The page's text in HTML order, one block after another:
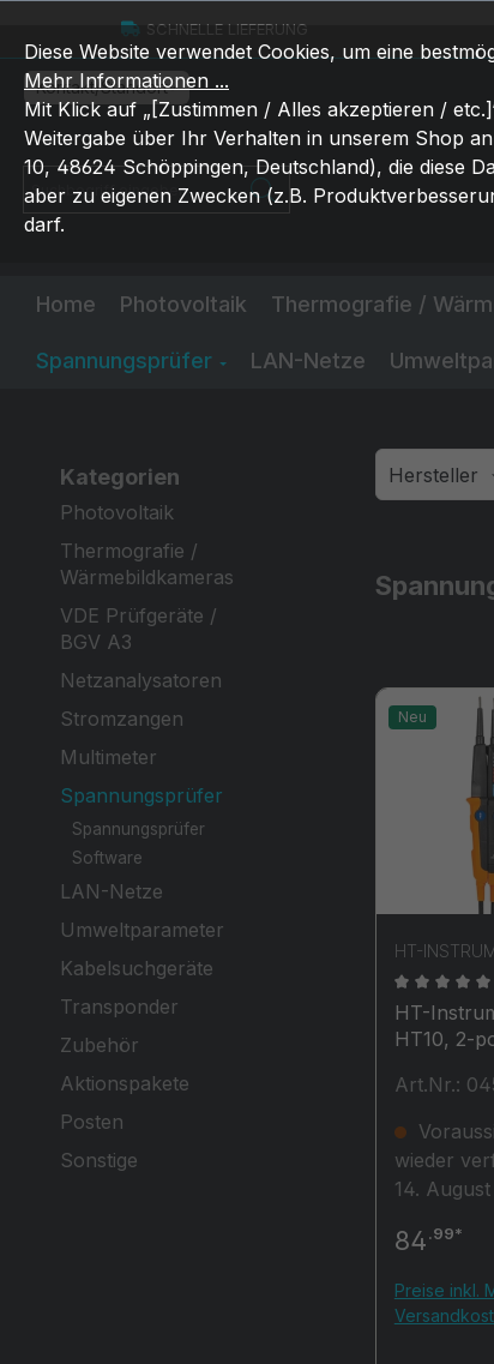
Hauptinhalt springen
Zur Suche springen
Zur Hauptnavigation springen
SCHNELLE LIEFERUNG
Kontakt/Standort
Suchbegriff eingeben ...
Home Photovoltaik Thermografie /
Spannungsprüfer LAN-Netze
Kategorien
Photovoltaik
Thermografie /
Wärmebildkameras
VDE Prüfgeräte /
BGV A3
Netzanalysatoren
Stromzangen
Multimeter
Spannungsprüfer
Spannungsprüfer
Software
LAN-Netze
Umweltparameter
Kabelsuchgeräte
Transponder
Zubehör
Aktionspakete
Posten
Sonstige
Hersteller
Neu
HT-
HT-
HT10, 2-
(CAT IV)
1000 V
Art.Nr.:
wieder
14.
84.99*
Preise inkl.
Diese Website verwendet Cookies, um eine
Mehr Informationen ...
Mit Klick auf „[Zustimmen / Alles akzeptieren /
Weitergabe über Ihr Verhalten in unserem Shop
10, 48624 Schöppingen, Deutschland), die diese
aber zu eigenen Zwecken (z.B.
darf.